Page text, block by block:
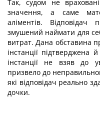
Так, судом не
значення, а саме
аліментів.
змушений наймати для
витрат. Дана обставина
інстанції
інстанції не взяв до
призвело до
які відповідач реально
дочки.